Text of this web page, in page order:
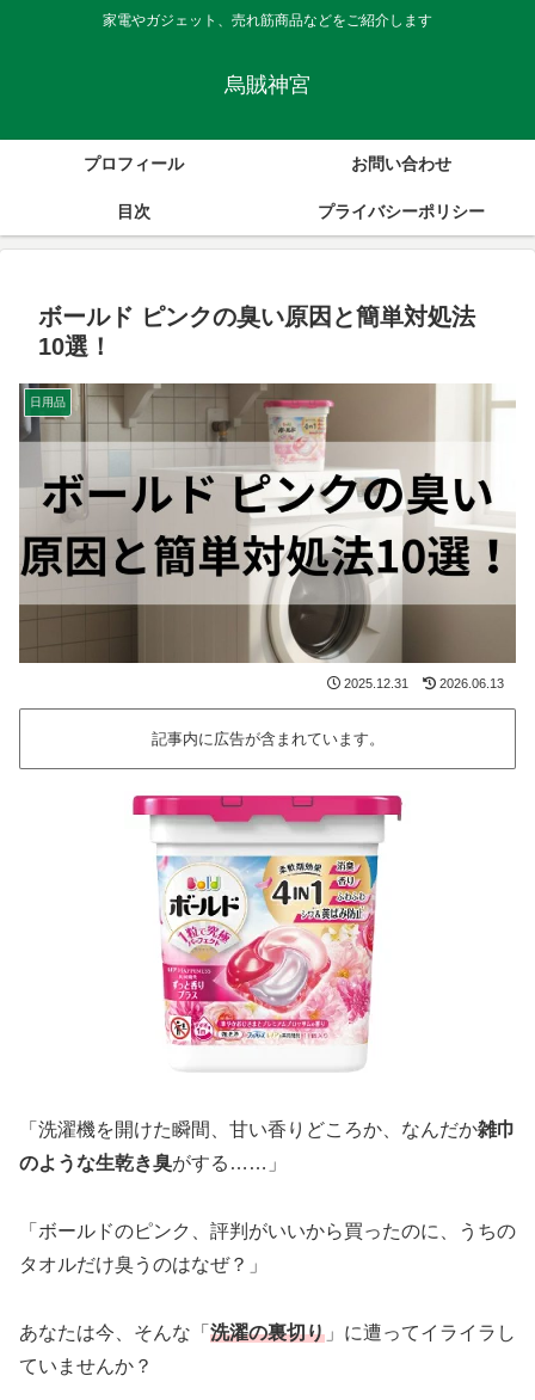
家電やガジェット、売れ筋商品などをご紹介します
烏賊神宮
プロフィール お問い合わせ
目次 プライバシーポリシー
ボールド ピンクの臭い原因と簡単対処法
10選！
日用品
2025.12.31 2026.06.13
記事内に広告が含まれています。
「洗濯機を開けた瞬間、甘い香りどころか、なんだか雑巾
のような生乾き臭がする……」
「ボールドのピンク、評判がいいから買ったのに、うちの
タオルだけ臭うのはなぜ？」
あなたは今、そんな「 洗濯の裏切り 」に遭ってイライラし
ていませんか？